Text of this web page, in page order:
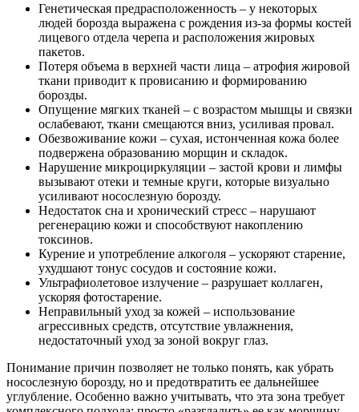
Генетическая предрасположенность – у некоторых
людей борозда выражена с рождения из-за формы костей
лицевого отдела черепа и расположения жировых
пакетов.
Потеря объема в верхней части лица – атрофия жировой
ткани приводит к провисанию и формированию
борозды.
Опущение мягких тканей – с возрастом мышцы и связки
ослабевают, ткани смещаются вниз, усиливая провал.
Обезвоживание кожи – сухая, истонченная кожа более
подвержена образованию морщин и складок.
Нарушение микроциркуляции – застой крови и лимфы
вызывают отеки и темные круги, которые визуально
усиливают носослезную борозду.
Недостаток сна и хронический стресс – нарушают
регенерацию кожи и способствуют накоплению
токсинов.
Курение и употребление алкоголя – ускоряют старение,
ухудшают тонус сосудов и состояние кожи.
Ультрафиолетовое излучение – разрушает коллаген,
ускоряя фотостарение.
Неправильный уход за кожей – использование
агрессивных средств, отсутствие увлажнения,
недостаточный уход за зоной вокруг глаз.
Понимание причин позволяет не только понять, как убрать
носослезную борозду, но и предотвратить ее дальнейшее
углубление. Особенно важно учитывать, что эта зона требует